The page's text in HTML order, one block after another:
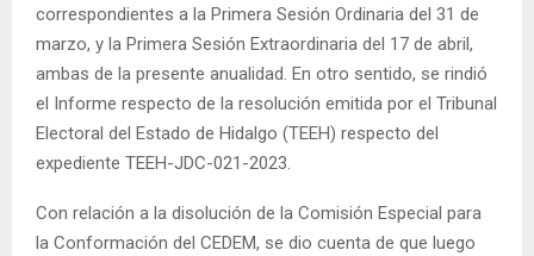
correspondientes a la Primera Sesión Ordinaria del 31 de
marzo, y la Primera Sesión Extraordinaria del 17 de abril,
ambas de la presente anualidad. En otro sentido, se rindió
el Informe respecto de la resolución emitida por el Tribunal
Electoral del Estado de Hidalgo (TEEH) respecto del
expediente TEEH-JDC-021-2023.
Con relación a la disolución de la Comisión Especial para
la Conformación del CEDEM, se dio cuenta de que luego